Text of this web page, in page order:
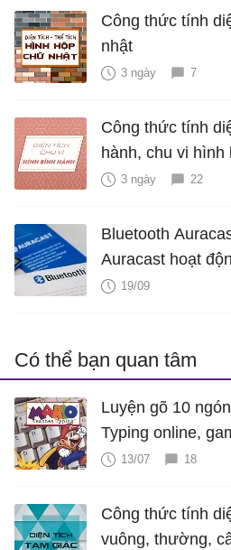
Công thức tính
nhật
3 ngày 7
Công thức tính
hành, chu vi hình
3 ngày 22
Bluetooth
Auracast hoạt
19/09
Có thể bạn quan tâm
Luyện gõ 10
Typing online,
cực hấp dẫn
13/07 18
Công thức tính
vuông, thường,